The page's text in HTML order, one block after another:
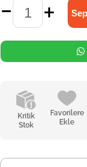
Kritik
Stok
Favorilere
Ekle